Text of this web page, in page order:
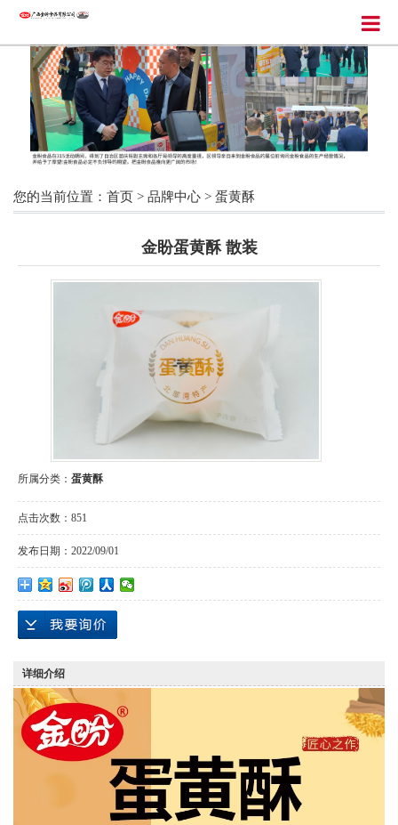
您的当前位置： 首页 > 品牌中心 > 蛋黄酥
金盼蛋黄酥 散装
所属分类： 蛋黄酥
点击次数： 851
发布日期： 2022/09/01
详细介绍